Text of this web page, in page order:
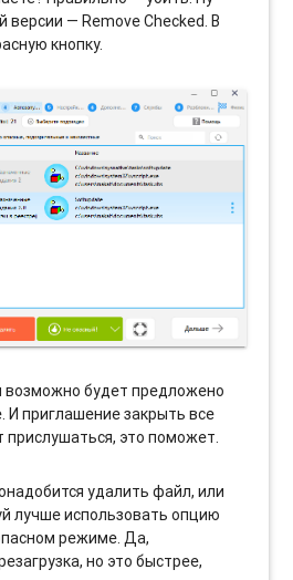
версии — Remove Checked. В
кнопку.
возможно будет предложено
И приглашение закрыть все
прислушаться, это поможет.
удалить файл, или
лучше использовать опцию
режиме. Да,
но это быстрее,